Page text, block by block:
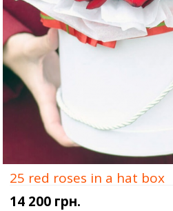
25 red roses in a hat box
14 200 грн.